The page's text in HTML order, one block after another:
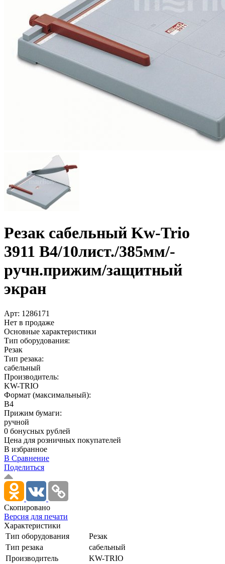
Резак сабельный Kw-Trio
3911 B4/­10лист./­385мм/­
ручн.прижим/­защитный
экран
Арт: 1286171
Нет в продаже
Основные характеристики
Тип оборудования:
Резак
Тип резака:
сабельный
Производитель:
KW-TRIO
Формат (максимальный):
B4
Прижим бумаги:
ручной
0 бонусных рублей
Цена для розничных покупателей
В избранное
В Сравнение
Поделиться
Скопировано
Версия для печати
Характеристики
Тип оборудования
Резак
Тип резака
сабельный
Производитель
KW-TRIO